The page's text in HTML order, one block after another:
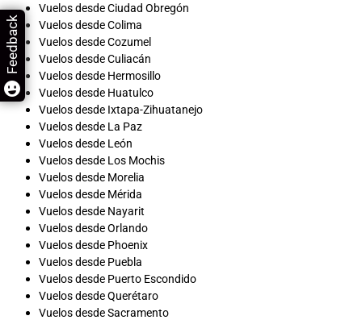
Vuelos desde Ciudad Obregón
Vuelos desde Colima
Vuelos desde Cozumel
Vuelos desde Culiacán
Vuelos desde Hermosillo
Vuelos desde Huatulco
Vuelos desde Ixtapa-Zihuatanejo
Vuelos desde La Paz
Vuelos desde León
Vuelos desde Los Mochis
Vuelos desde Morelia
Vuelos desde Mérida
Vuelos desde Nayarit
Vuelos desde Orlando
Vuelos desde Phoenix
Vuelos desde Puebla
Vuelos desde Puerto Escondido
Vuelos desde Querétaro
Vuelos desde Sacramento
Feedback